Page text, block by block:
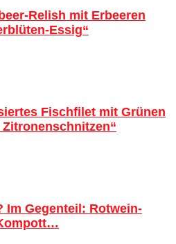
Relish mit Erbeeren
Essig“
Fischfilet mit Grünen
Im Gegenteil: Rotwein-